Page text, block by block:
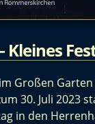
Kleines
Großen
30. Juli 2023
in den